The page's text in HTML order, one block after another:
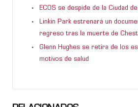
ECOS se despide de la Ciudad
Linkin Park estrenará un
regreso tras la muerte de
Glenn Hughes se retira de los
motivos de salud